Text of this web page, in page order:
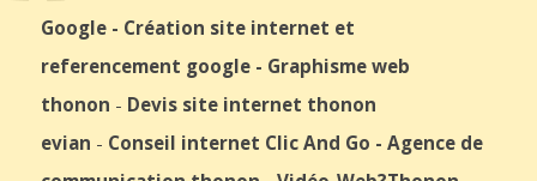
Google - Création site internet et
referencement google - Graphisme web
thonon - Devis site internet thonon
evian - Conseil internet Clic And Go - Agence de